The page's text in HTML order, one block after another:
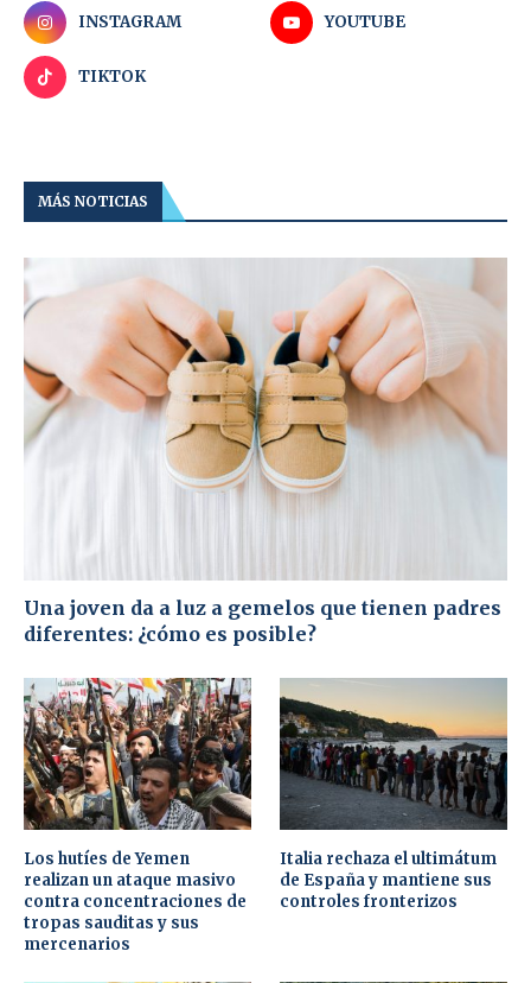
INSTAGRAM YOUTUBE
TIKTOK
MÁS NOTICIAS
Una joven da a luz a gemelos que tienen padres
diferentes: ¿cómo es posible?
Los hutíes de Yemen
realizan un ataque masivo
contra concentraciones de
tropas sauditas y sus
mercenarios
Italia rechaza el ultimátum
de España y mantiene sus
controles fronterizos